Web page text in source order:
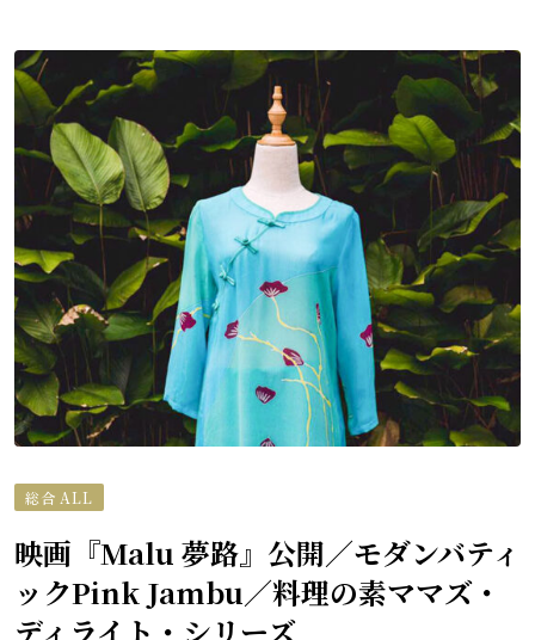
総合 ALL
映画『Malu 夢路』公開／モダンバティ
ックPink Jambu／料理の素ママズ・
ディライト・シリーズ